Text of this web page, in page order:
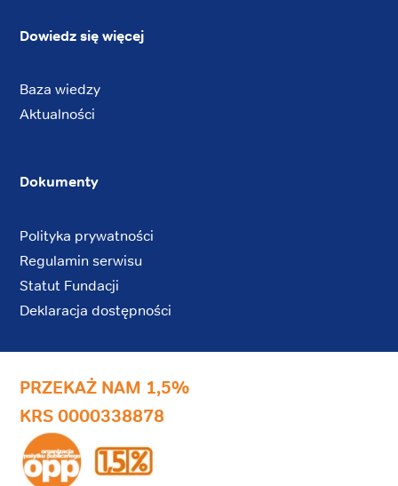
Dowiedz się więcej
Baza wiedzy
Aktualności
Dokumenty
Polityka prywatności
Regulamin serwisu
Statut Fundacji
Deklaracja dostępności
PRZEKAŻ NAM 1,5%
KRS 0000338878